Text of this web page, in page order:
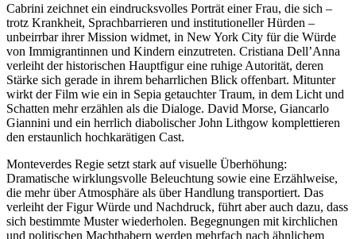
Cabrini zeichnet ein eindrucksvolles Porträt einer Frau, die sich –
trotz Krankheit, Sprachbarrieren und institutioneller Hürden –
unbeirrbar ihrer Mission widmet, in New York City für die Würde
von Immigrantinnen und Kindern einzutreten. Cristiana Dell’Anna
verleiht der historischen Hauptfigur eine ruhige Autorität, deren
Stärke sich gerade in ihrem beharrlichen Blick offenbart. Mitunter
wirkt der Film wie ein in Sepia getauchter Traum, in dem Licht und
Schatten mehr erzählen als die Dialoge. David Morse, Giancarlo
Giannini und ein herrlich diabolischer John Lithgow komplettieren
den erstaunlich hochkarätigen Cast.
Monteverdes Regie setzt stark auf visuelle Überhöhung:
Dramatische wirklungsvolle Beleuchtung sowie eine Erzählweise,
die mehr über Atmosphäre als über Handlung transportiert. Das
verleiht der Figur Würde und Nachdruck, führt aber auch dazu, dass
sich bestimmte Muster wiederholen. Begegnungen mit kirchlichen
und politischen Machthabern werden mehrfach nach ähnlichem